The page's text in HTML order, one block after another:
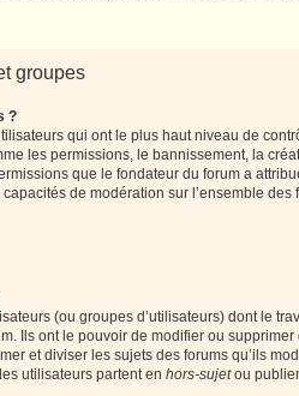
groupes
?
qui ont le plus haut niveau de
les permissions, le bannissement, la
que le fondateur du forum a
de modération sur l’ensemble
(ou groupes d’utilisateurs) dont le
Ils ont le pouvoir de modifier ou
et diviser les sujets des forums qu’ils
utilisateurs partent en hors-sujetou